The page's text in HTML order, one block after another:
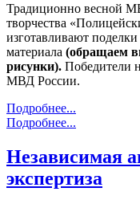
Традиционно весной
творчества
изготавливают
материала (обращаем
рисунки). Победители
МВД России.
Подробнее...
Подробнее...
Независимая
экспертиза